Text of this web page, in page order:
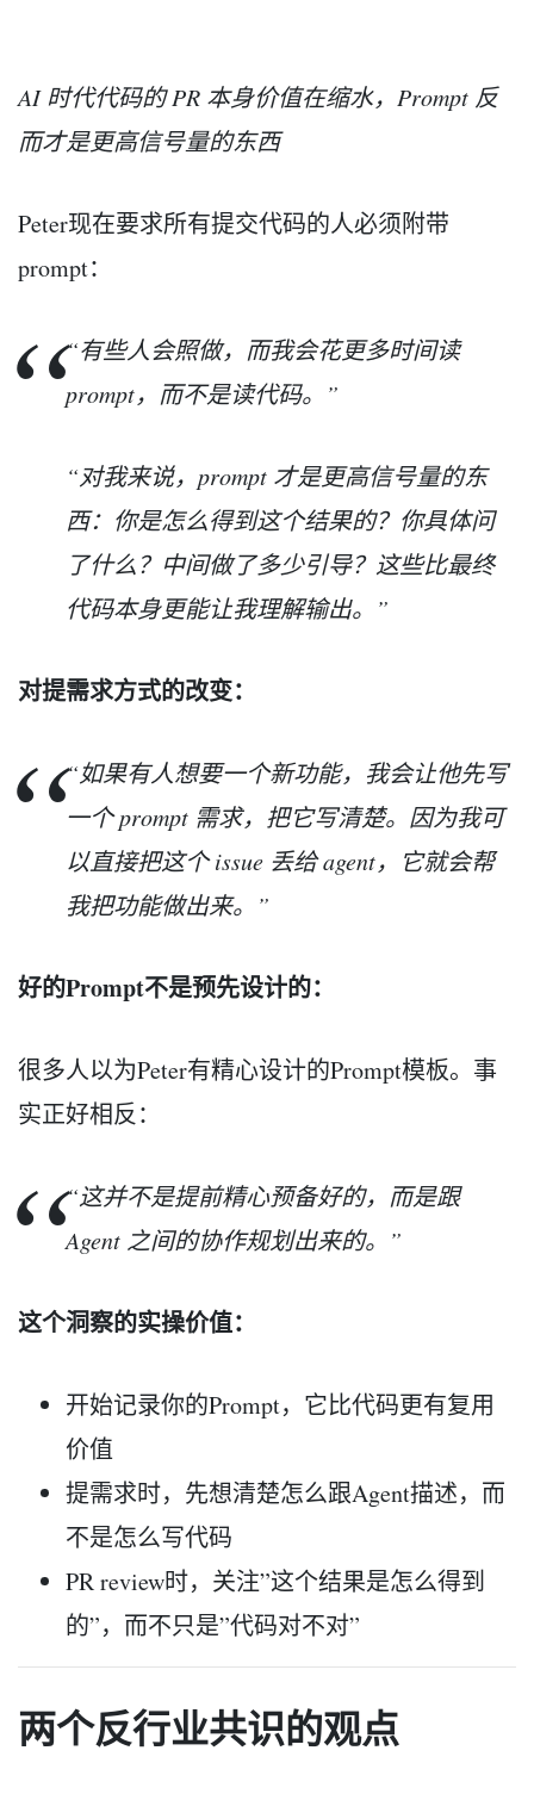
AI 时代代码的 PR 本身价值在缩水，Prompt 反
而才是更高信号量的东西
Peter现在要求所有提交代码的人必须附带
prompt：
“有些人会照做，而我会花更多时间读
prompt，而不是读代码。”
“对我来说，prompt 才是更高信号量的东
西：你是怎么得到这个结果的？你具体问
了什么？中间做了多少引导？这些比最终
代码本身更能让我理解输出。”
对提需求方式的改变：
“如果有人想要一个新功能，我会让他先写
一个 prompt 需求，把它写清楚。因为我可
以直接把这个 issue 丢给 agent，它就会帮
我把功能做出来。”
好的Prompt不是预先设计的：
很多人以为Peter有精心设计的Prompt模板。事
实正好相反：
“这并不是提前精心预备好的，而是跟
Agent 之间的协作规划出来的。”
这个洞察的实操价值：
开始记录你的Prompt，它比代码更有复用
价值
提需求时，先想清楚怎么跟Agent描述，而
不是怎么写代码
PR review时，关注”这个结果是怎么得到
的”，而不只是”代码对不对”
两个反行业共识的观点